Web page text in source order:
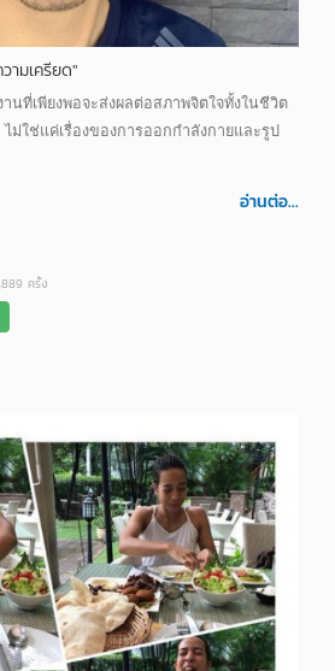
ามเครียด"
นที่เพียงพอจะส่งผลต่อสภาพจิตใจทั้งในชีวิต
ม่ใช่แค่เรื่องของการออกกำลังกายและรูป
อ่านต่อ...
ครั้ง